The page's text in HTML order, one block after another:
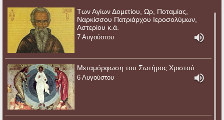
Των Αγίων Δομετίου, Ωρ, Ποταμίας,
Ναρκίσσου Πατριάρχου Ιεροσολύμων,
Αστερίου κ.ά.
7 Αυγούστου
Μεταμόρφωση του Σωτήρος Χριστού
6 Αυγούστου